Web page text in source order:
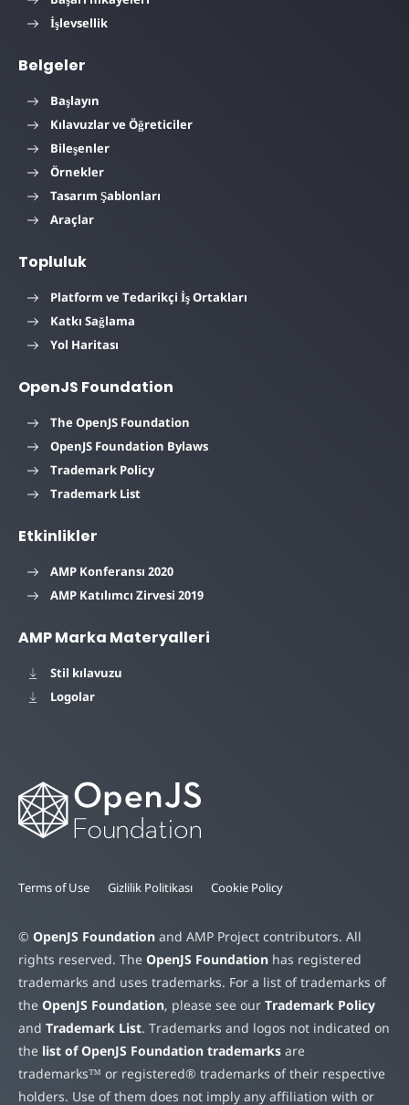
İşlevsellik
Belgeler
Başlayın
Kılavuzlar ve Öğreticiler
Bileşenler
Örnekler
Tasarım Şablonları
Araçlar
Topluluk
Platform ve Tedarikçi İş Ortakları
Katkı Sağlama
Yol Haritası
OpenJS Foundation
The OpenJS Foundation
OpenJS Foundation Bylaws
Trademark Policy
Trademark List
Etkinlikler
AMP Konferansı 2020
AMP Katılımcı Zirvesi 2019
AMP Marka Materyalleri
Stil kılavuzu
Logolar
Terms of Use Gizlilik Politikası Cookie Policy
© OpenJS Foundation and AMP Project contributors. All
rights reserved. The OpenJS Foundation has registered
trademarks and uses trademarks. For a list of trademarks of
the OpenJS Foundation, please see our Trademark Policy
and Trademark List. Trademarks and logos not indicated on
the list of OpenJS Foundation trademarks are
trademarks™ or registered® trademarks of their respective
holders. Use of them does not imply any affiliation with or